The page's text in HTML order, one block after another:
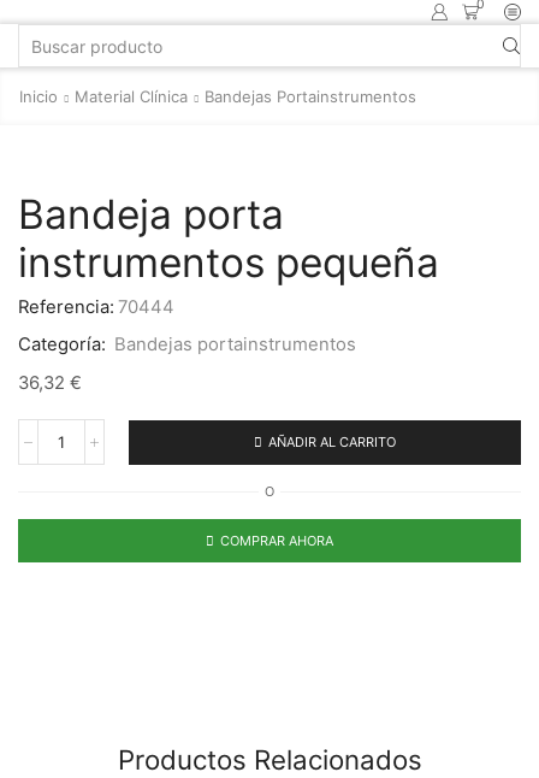
0
Inicio Material Clínica Bandejas Portainstrumentos
Bandeja porta
instrumentos pequeña
Referencia: 70444
Categoría: Bandejas portainstrumentos
36,32 €
AÑADIR AL CARRITO
O
COMPRAR AHORA
Productos Relacionados